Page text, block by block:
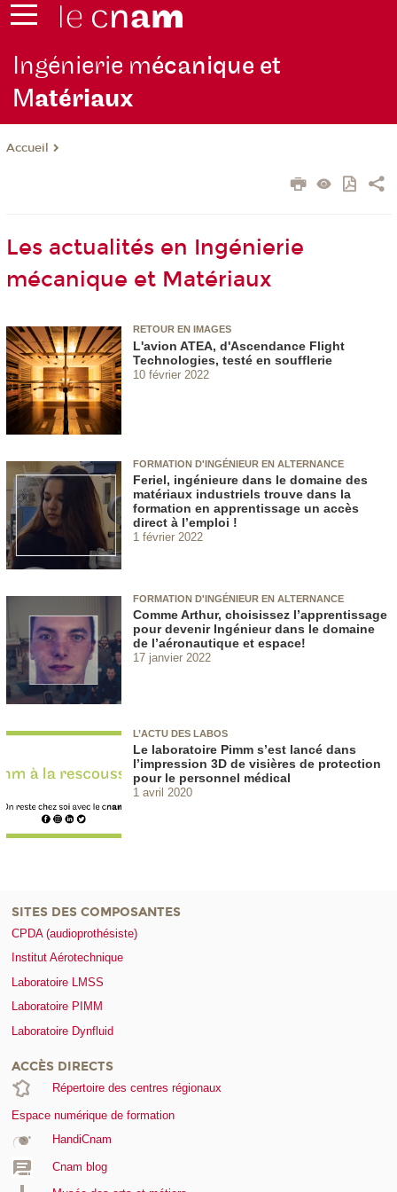
Ingénierie mécanique et
Matériaux
Accueil
Les actualités en Ingénierie
mécanique et Matériaux
RETOUR EN IMAGES
L'avion ATEA, d'Ascendance Flight
Technologies, testé en soufflerie
10 février 2022
FORMATION D'INGÉNIEUR EN ALTERNANCE
Feriel, ingénieure dans le domaine des
matériaux industriels trouve dans la
formation en apprentissage un accès
direct à l’emploi !
1 février 2022
FORMATION D'INGÉNIEUR EN ALTERNANCE
Comme Arthur, choisissez l’apprentissage
pour devenir Ingénieur dans le domaine
de l’aéronautique et espace!
17 janvier 2022
L’ACTU DES LABOS
Le laboratoire Pimm s’est lancé dans
l’impression 3D de visières de protection
pour le personnel médical
1 avril 2020
SITES DES COMPOSANTES
CPDA (audioprothésiste)
Institut Aérotechnique
Laboratoire LMSS
Laboratoire PIMM
Laboratoire Dynfluid
ACCÈS DIRECTS
Répertoire des centres régionaux
Espace numérique de formation
HandiCnam
Cnam blog